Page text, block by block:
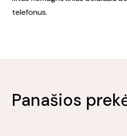
telefonus.
Panašios